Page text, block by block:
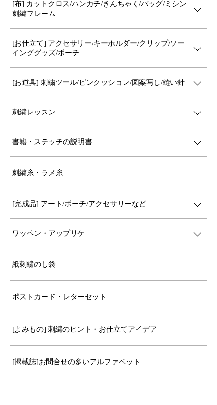
[布] カットクロス/ハンカチ/きんちゃく/バッグ/ミシン
刺繍フレーム
[お仕立て] アクセサリー/キーホルダー/クリップ/ソー
インググッズ/ポーチ
[お道具] 刺繍ツール/ピンクッション/図案写し/縫い針
刺繍レッスン
書籍・ステッチの説明書
刺繍糸・ラメ糸
[完成品] アート/ポーチ/アクセサリーなど
ワッペン・アップリケ
紙刺繍のし袋
ポストカード・レターセット
[よみもの] 刺繍のヒント・お仕立てアイデア
[掲載誌]お問合せの多いアルファベット